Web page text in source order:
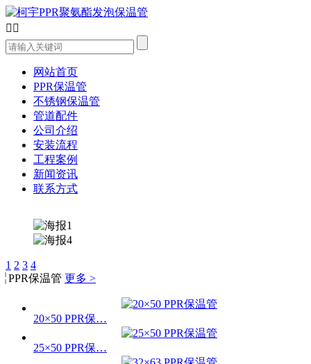
 
网站首页
PPR保温管
不锈钢保温管
管道配件
公司介绍
安装流程
工程案例
新闻资讯
联系方式
1 2 3 4
PPR保温管 更多 >
20×50 PPR保…
25×50 PPR保…